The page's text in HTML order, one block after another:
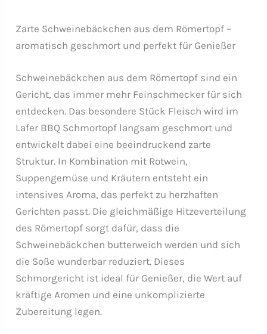
Zarte Schweinebäckchen aus dem Römertopf –
aromatisch geschmort und perfekt für Genießer
Schweinebäckchen aus dem Römertopf sind ein
Gericht, das immer mehr Feinschmecker für sich
entdecken. Das besondere Stück Fleisch wird im
Lafer BBQ Schmortopf langsam geschmort und
entwickelt dabei eine beeindruckend zarte
Struktur. In Kombination mit Rotwein,
Suppengemüse und Kräutern entsteht ein
intensives Aroma, das perfekt zu herzhaften
Gerichten passt. Die gleichmäßige Hitzeverteilung
des Römertopf sorgt dafür, dass die
Schweinebäckchen butterweich werden und sich
die Soße wunderbar reduziert. Dieses
Schmorgericht ist ideal für Genießer, die Wert auf
kräftige Aromen und eine unkomplizierte
Zubereitung legen.